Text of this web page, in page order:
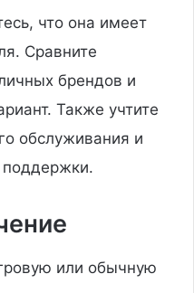
что она имеет
Сравните
брендов и
Также учтите
обслуживания и
поддержки.
или обычную